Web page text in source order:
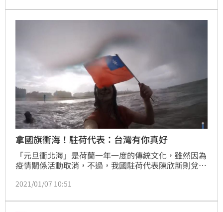
拿國旗衝海！駐荷代表：台灣有你真好
「元旦衝北海」是荷蘭一年一度的傳統文化，雖然因為
疫情關係活動取消，不過，我國駐荷代表陳欣新則兌現
荷臉書粉絲團突破萬人，影片一出，讓大家相當感動
2021/01/07 10:51